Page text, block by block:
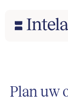
Plan uw